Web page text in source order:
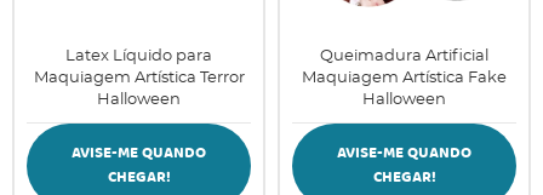
Latex Líquido para
Maquiagem Artística Terror
Halloween
AVISE-ME QUANDO
CHEGAR!
Queimadura Artificial
Maquiagem Artística Fake
Halloween
AVISE-ME QUANDO
CHEGAR!